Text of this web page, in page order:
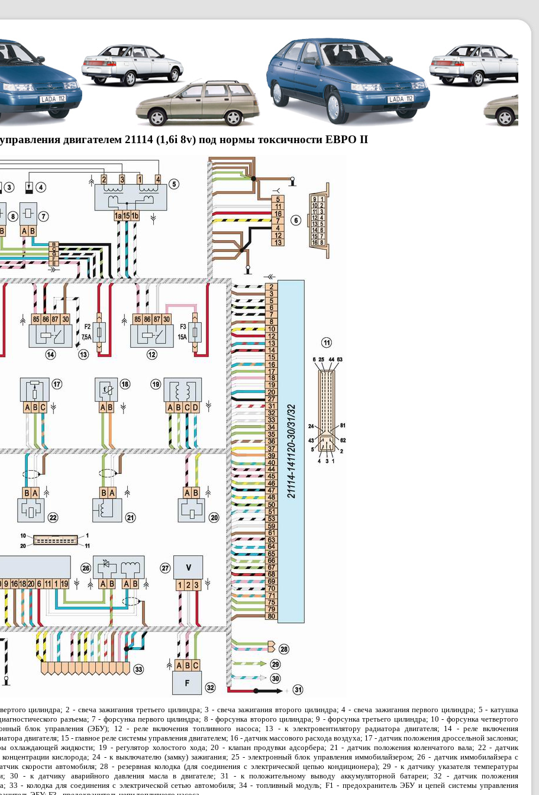
двигателем 21114 (1,6i 8v) под нормы токсичности ЕВРО II
цилиндра; 2 - свеча зажигания третьего цилиндра; 3 - свеча зажигания второго цилиндра; 4 - свеча зажигания первого цилиндра; 5 - катушка
разъема; 7 - форсунка первого цилиндра; 8 - форсунка второго цилиндра; 9 - форсунка третьего цилиндра; 10 - форсунка четвертого
блок управления (ЭБУ); 12 - реле включения топливного насоса; 13 - к электровентилятору радиатора двигателя; 14 - реле включения
двигателя; 15 - главное реле системы управления двигателем; 16 - датчик массового расхода воздуха; 17 - датчик положения дроссельной заслонки;
охлаждающей жидкости; 19 - регулятор холостого хода; 20 - клапан продувки адсорбера; 21 - датчик положения коленчатого вала; 22 - датчик
кислорода; 24 - к выключателю (замку) зажигания; 25 - электронный блок управления иммобилайзером; 26 - датчик иммобилайзера с
скорости автомобиля; 28 - резервная колодка (для соединения с электрической цепью кондиционера); 29 - к датчику указателя температуры
30 - к датчику аварийного давления масла в двигателе; 31 - к положительному выводу аккумуляторной батареи; 32 - датчик положения
33 - колодка для соединения с электрической сетью автомобиля; 34 - топливный модуль; F1 - предохранитель ЭБУ и цепей системы управления